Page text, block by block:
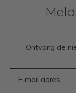
Ontvang de